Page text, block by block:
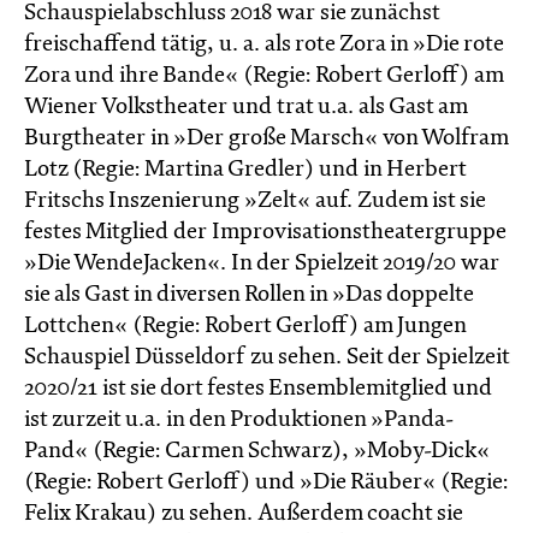
Schauspielabschluss 2018 war sie zunächst
freischaffend tätig, u. a. als rote Zora in »Die rote
Zora und ihre Bande« (Regie: Robert Gerloff) am
Wiener Volkstheater und trat u.a. als Gast am
Burgtheater in »Der große Marsch« von Wolfram
Lotz (Regie: Martina Gredler) und in Herbert
Fritschs Inszenierung »Zelt« auf. Zudem ist sie
festes Mitglied der Improvisationstheatergruppe
»Die WendeJacken«. In der Spielzeit 2019/20 war
sie als Gast in diversen Rollen in »Das doppelte
Lottchen« (Regie: Robert Gerloff) am Jungen
Schauspiel Düsseldorf zu sehen. Seit der Spielzeit
2020/21 ist sie dort festes Ensemblemitglied und
ist zurzeit u.a. in den Produktionen »Panda-
Pand« (Regie: Carmen Schwarz), »Moby-Dick«
(Regie: Robert Gerloff) und »Die Räuber« (Regie:
Felix Krakau) zu sehen. Außerdem coacht sie